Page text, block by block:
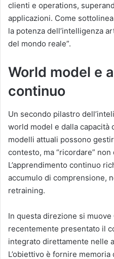
clienti e operations,
applicazioni. Come
la potenza dell’intelligenza
del mondo reale”.
World model e
continuo
Un secondo pilastro
world model e dalla capacità
modelli attuali possono
contesto, ma “ricordare”
L’apprendimento continuo
accumulo di comprensione,
retraining.
In questa direzione si muove
recentemente presentato il
integrato direttamente nelle
L’obiettivo è fornire